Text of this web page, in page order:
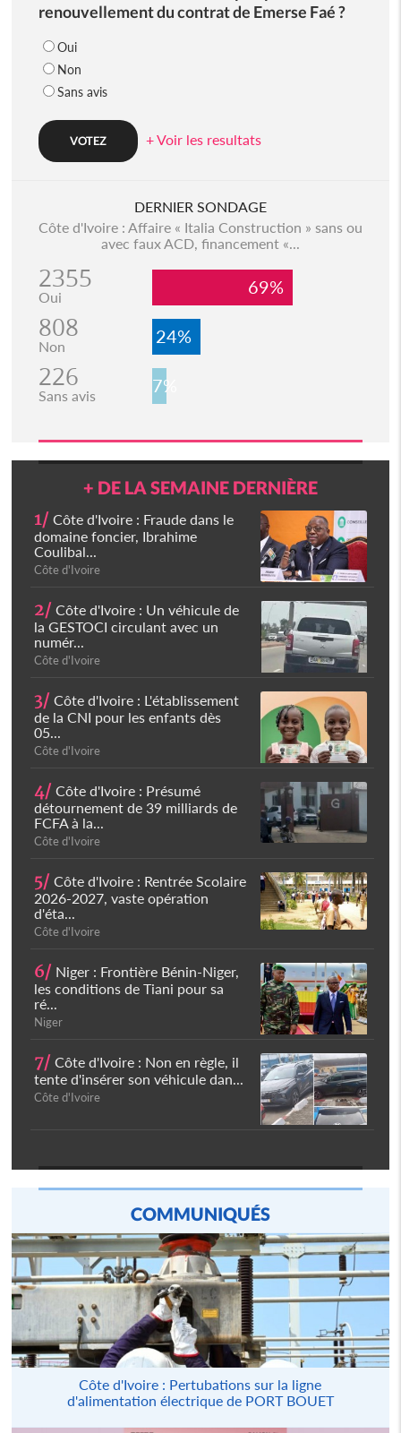
renouvellement du contrat de Emerse Faé ?
Oui
Non
Sans avis
+ Voir les resultats
DERNIER SONDAGE
Côte d'Ivoire : Affaire « Italia Construction » sans ou
avec faux ACD, financement «...
2355
Oui 69%
808
Non 24%
226
Sans avis 7%
+ DE LA SEMAINE DERNIÈRE
1/ Côte d'Ivoire : Fraude dans le
domaine foncier, Ibrahime
Coulibal...
Côte d'Ivoire
2/ Côte d'Ivoire : Un véhicule de
la GESTOCI circulant avec un
numér...
Côte d'Ivoire
3/ Côte d'Ivoire : L'établissement
de la CNI pour les enfants dès
05...
Côte d'Ivoire
4/ Côte d'Ivoire : Présumé
détournement de 39 milliards de
FCFA à la...
Côte d'Ivoire
5/ Côte d'Ivoire : Rentrée Scolaire
2026-2027, vaste opération
d'éta...
Côte d'Ivoire
6/ Niger : Frontière Bénin-Niger,
les conditions de Tiani pour sa
ré...
Niger
7/ Côte d'Ivoire : Non en règle, il
tente d'insérer son véhicule dan...
Côte d'Ivoire
COMMUNIQUÉS
Côte d'Ivoire : Pertubations sur la ligne
d'alimentation électrique de PORT BOUET